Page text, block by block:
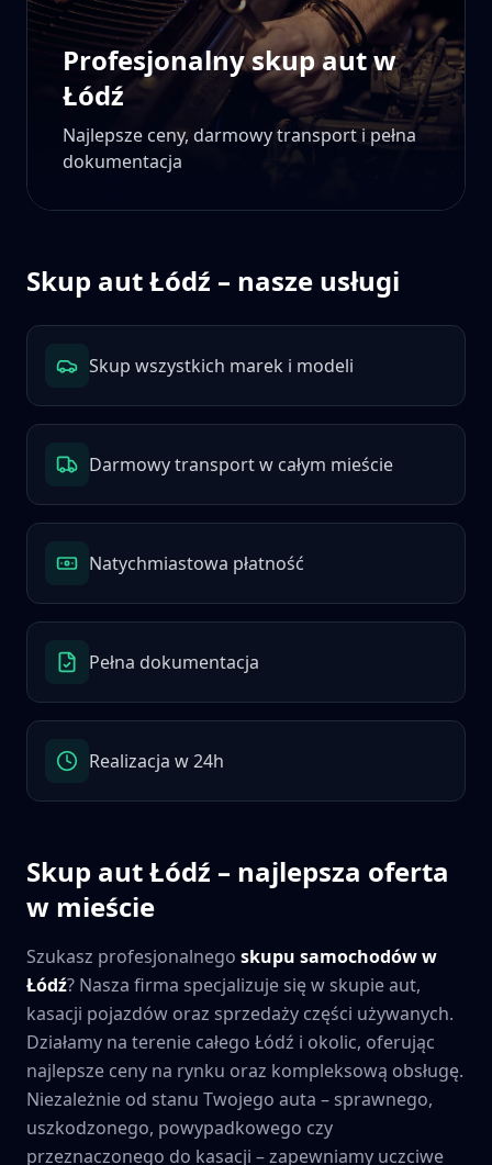
Profesjonalny skup aut w
Łódź
Najlepsze ceny, darmowy transport i pełna
dokumentacja
Skup autŁódź – nasze usługi
Skup wszystkich marek i modeli
Darmowy transport w całym mieście
Natychmiastowa płatność
Pełna dokumentacja
Realizacja w 24h
Skup autŁódź – najlepsza oferta
w mieście
Szukasz profesjonalnego skupu samochodów w
Łódź? Nasza firma specjalizuje się w skupie aut,
kasacji pojazdów oraz sprzedaży części używanych.
Działamy na terenie całego Łódź i okolic, oferując
najlepsze ceny na rynku oraz kompleksową obsługę.
Niezależnie od stanu Twojego auta – sprawnego,
uszkodzonego, powypadkowego czy
przeznaczonego do kasacji – zapewniamy uczciwe